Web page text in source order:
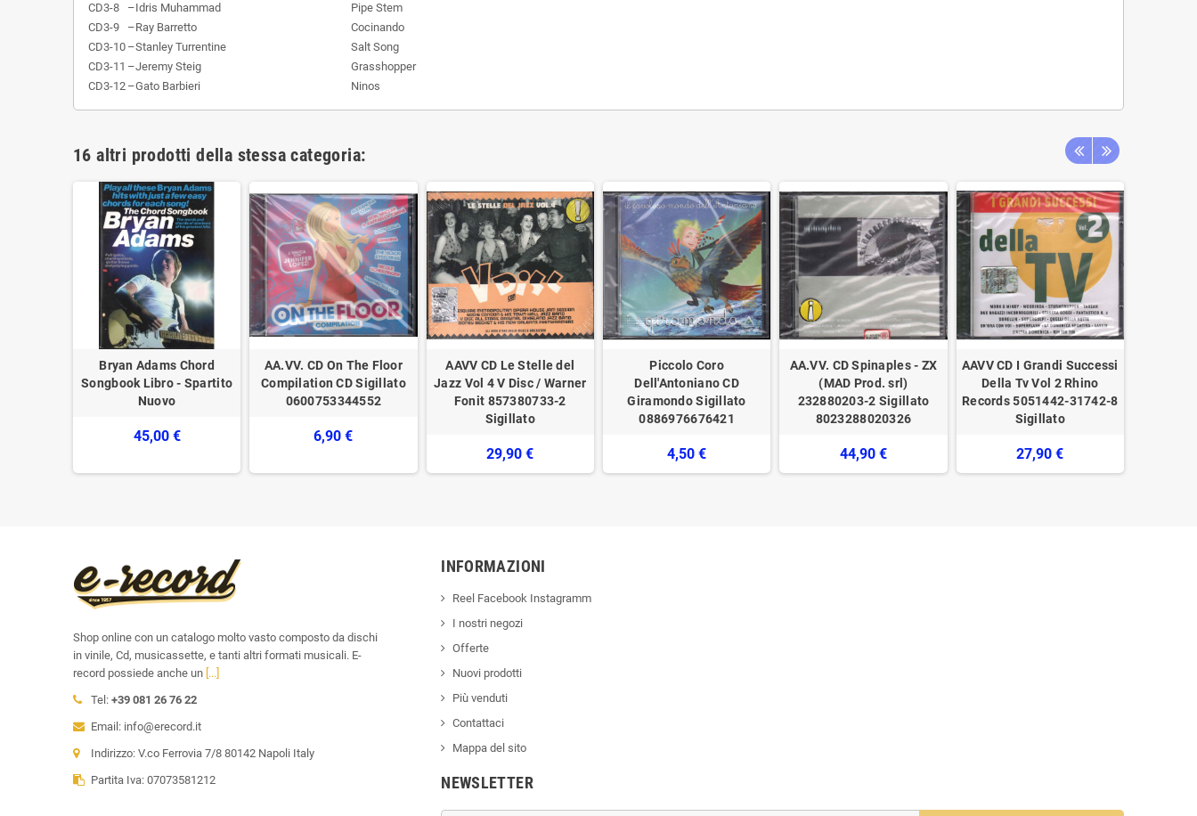
CD3-8
–Idris Muhammad
Pipe Stem
CD3-9
–Ray Barretto
Cocinando
CD3-10 –Stanley Turrentine
Salt Song
CD3-11 –Jeremy Steig
Grasshopper
CD3-12 –Gato Barbieri Ninos
16 altri prodotti della stessa categoria:
Bryan Adams Chord
Songbook Libro - Spartito
Nuovo
45,00 €
AA.VV. CD On The Floor
Compilation CD Sigillato
0600753344552
6,90 €
AAVV ‎CD Le Stelle del
Jazz Vol 4 V Disc / Warner
Fonit 857380733-2
Sigillato
29,90 €
Piccolo Coro
Dell'Antoniano CD
Giramondo Sigillato
0886976676421
4,50 €
AA.VV. CD Spinaples - ZX
(MAD Prod. srl)
232880203-2 Sigillato
8023288020326
44,90 €
AAVV CD I Grandi Successi
Della Tv Vol 2 Rhino
Records 5051442-31742-8
Sigillato
27,90 €
Shop online con un catalogo molto vasto composto da dischi
in vinile, Cd, musicassette, e tanti altri formati musicali. E-
record possiede anche un [...]
Tel: +39 081 26 76 22
Email: info@erecord.it
Indirizzo: V.co Ferrovia 7/8 80142 Napoli Italy
Partita Iva: 07073581212
INFORMAZIONI
Reel Facebook Instagramm
I nostri negozi
Offerte
Nuovi prodotti
Più venduti
Contattaci
Mappa del sito
NEWSLETTER